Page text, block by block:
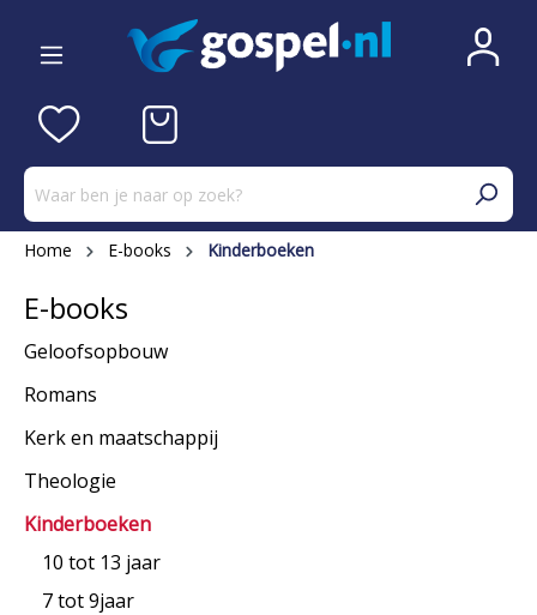
Home E-books Kinderboeken
E-books
Geloofsopbouw
Romans
Kerk en maatschappij
Theologie
Kinderboeken
10 tot 13 jaar
7 tot 9jaar